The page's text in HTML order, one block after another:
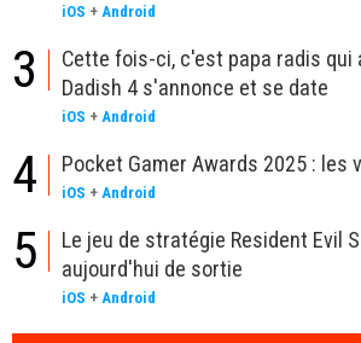
iOS + Android
3
Cette fois-ci, c'est papa radis qui
Dadish 4 s'annonce et se date
iOS + Android
4 Pocket Gamer Awards 2025 : les
iOS + Android
5
Le jeu de stratégie Resident Evil
aujourd'hui de sortie
iOS + Android